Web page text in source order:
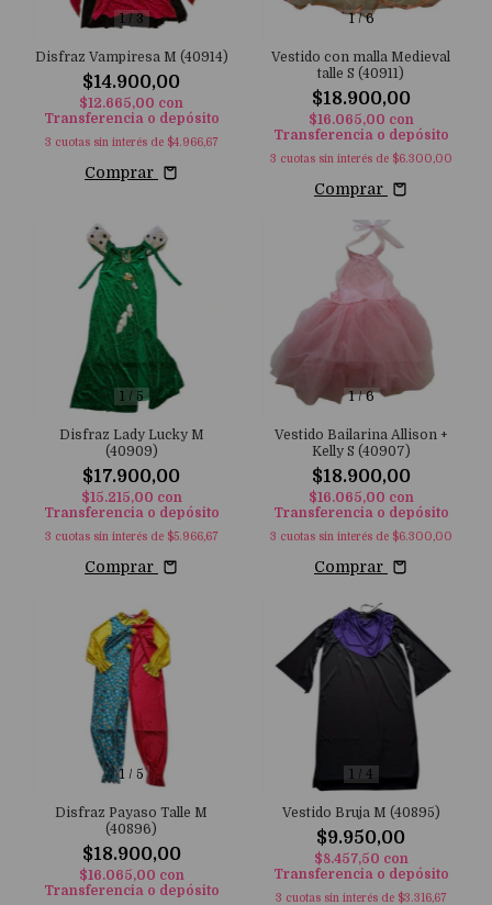
1/3
Disfraz Vampiresa M (40914)
$14.900,00
$12.665,00 con
Transferencia o depósito
3 cuotas sin interés de $4.966,67
Comprar
1/6
Vestido con malla Medieval
talle S (40911)
$18.900,00
$16.065,00 con
Transferencia o depósito
3 cuotas sin interés de $6.300,00
Comprar
1 / 5
Disfraz Lady Lucky M
(40909)
$17.900,00
$15.215,00 con
Transferencia o depósito
3 cuotas sin interés de $5.966,67
Comprar
1/6
Vestido Bailarina Allison +
Kelly S (40907)
$18.900,00
$16.065,00 con
Transferencia o depósito
3 cuotas sin interés de $6.300,00
Comprar
1/ 5
Disfraz Payaso Talle M
(40896)
$18.900,00
$16.065,00 con
Transferencia o depósito
1 / 4
Vestido Bruja M (40895)
$9.950,00
$8.457,50 con
Transferencia o depósito
3 cuotas sin interés de $3.316,67